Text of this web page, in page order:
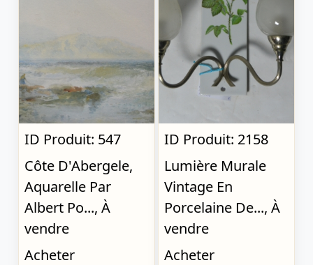
ID Produit: 547
Côte D'Abergele,
Aquarelle Par
Albert Po..., À
vendre
Acheter
ID Produit: 2158
Lumière Murale
Vintage En
Porcelaine De..., À
vendre
Acheter